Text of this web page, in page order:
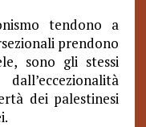
tendono a
prendono
sono gli stessi
dei palestinesi